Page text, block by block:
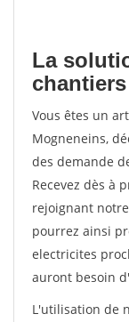
La
Vous êtes un
Mogneneins,
des demande
Recevez dès à
rejoignant
pourrez ainsi
electricites
auront besoin
L'utilisation de